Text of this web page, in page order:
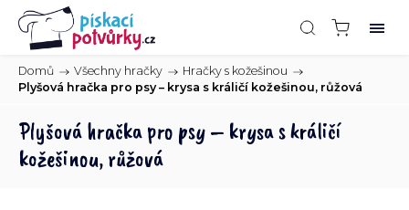
Domů / Všechny hračky / Hračky s kožešinou /
Plyšová hračka pro psy – krysa s králičí kožešinou, růžová
Plyšová hračka pro psy – krysa s králičí
kožešinou, růžová